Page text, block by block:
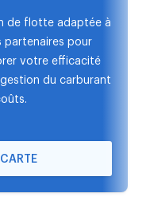
de flotte adaptée à
partenaires pour
votre efficacité
du carburant